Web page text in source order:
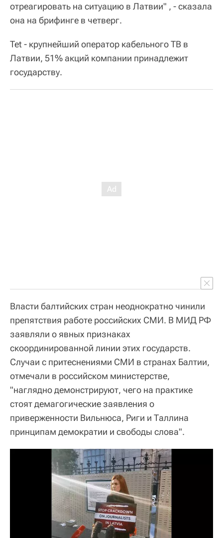
отреагировать на ситуацию в Латвии" , - сказала
она на брифинге в четверг.
Tet - крупнейший оператор кабельного ТВ в
Латвии, 51% акций компании принадлежит
государству.
Власти балтийских стран неоднократно чинили
препятствия работе российских СМИ. В МИД РФ
заявляли о явных признаках
скоординированной линии этих государств.
Случаи с притеснениями СМИ в странах Балтии,
отмечали в российском министерстве,
"наглядно демонстрируют, чего на практике
стоят демагогические заявления о
приверженности Вильнюса, Риги и Таллина
принципам демократии и свободы слова".